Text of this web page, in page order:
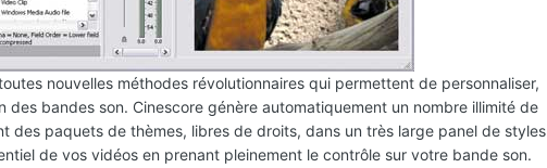
nouvelles méthodes révolutionnaires qui permettent de personnaliser,
des bandes son. Cinescore génère automatiquement un nombre illimité de
des paquets de thèmes, libres de droits, dans un très large panel de styles
de vos vidéos en prenant pleinement le contrôle sur votre bande son.